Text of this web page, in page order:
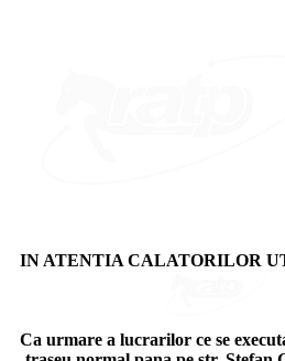
IN ATENTIA CALATORILOR
Ca urmare a lucrarilor ce se